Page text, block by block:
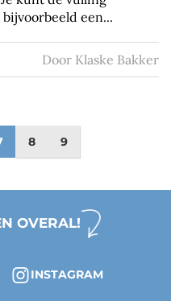
een...
Door Klaske Bakker
8 9
OVERAL!
INSTAGRAM